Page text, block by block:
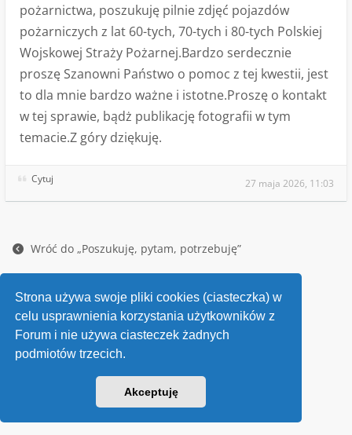
Strona używa swoje pliki cookies (ciasteczka) w
celu usprawnienia korzystania użytkowników z
Forum i nie używa ciasteczek żadnych
podmiotów trzecich.
Akceptuję
pożarnictwa, poszukuję pilnie zdjęć pojazdów
pożarniczych z lat 60-tych, 70-tych i 80-tych Polskiej
Wojskowej Straży Pożarnej.Bardzo serdecznie
proszę Szanowni Państwo o pomoc z tej kwestii, jest
to dla mnie bardzo ważne i istotne.Proszę o kontakt
w tej sprawie, bądż publikację fotografii w tym
temacie.Z góry dziękuję.
Cytuj 27 maja 2026, 11:03
Wróć do „Poszukuję, pytam, potrzebuję”
v118
Powered byphpBB® Forum Software © phpBB Limited